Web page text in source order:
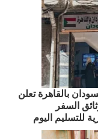
بالقاهرة تعلن
السفر
للتسليم اليوم